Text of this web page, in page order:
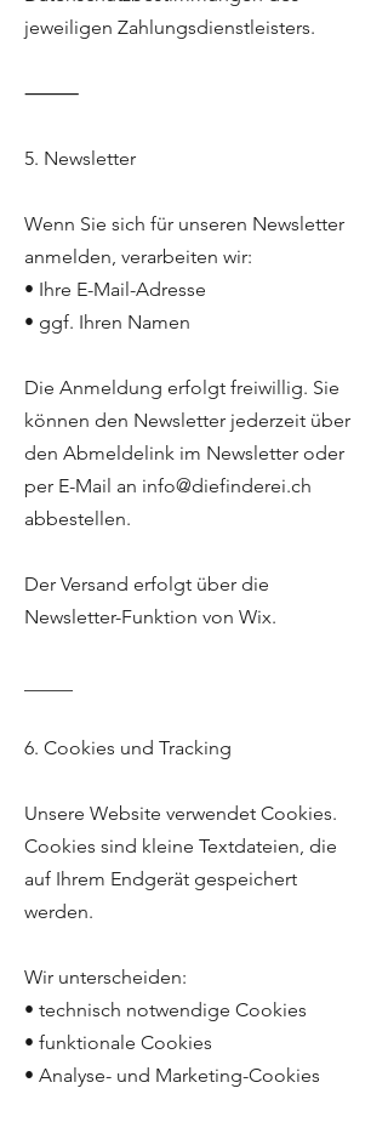
jeweiligen Zahlungsdienstleisters.
⸻
5. Newsletter
Wenn Sie sich für unseren Newsletter
anmelden, verarbeiten wir:
• Ihre E-Mail-Adresse
• ggf. Ihren Namen
Die Anmeldung erfolgt freiwillig. Sie
können den Newsletter jederzeit über
den Abmeldelink im Newsletter oder
per E-Mail an info@diefinderei.ch
abbestellen.
Der Versand erfolgt über die
Newsletter-Funktion von Wix.
6. Cookies und Tracking
Unsere Website verwendet Cookies.
Cookies sind kleine Textdateien, die
auf Ihrem Endgerät gespeichert
werden.
Wir unterscheiden:
• technisch notwendige Cookies
• funktionale Cookies
• Analyse- und Marketing-Cookies